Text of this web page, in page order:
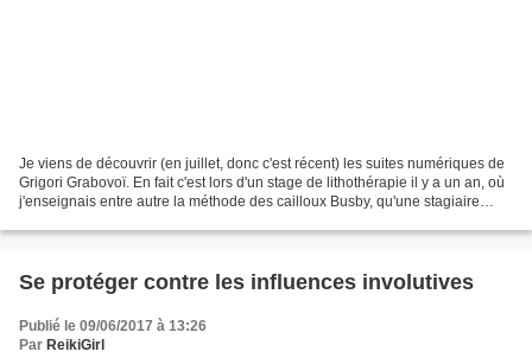
Je viens de découvrir (en juillet, donc c'est récent) les suites numériques de
Grigori Grabovoï. En fait c'est lors d'un stage de lithothérapie il y a un an, où
j'enseignais entre autre la méthode des cailloux Busby, qu'une stagiaire
Se protéger contre les influences involutives
Publié le 09/06/2017 à 13:26
Par ReikiGirl